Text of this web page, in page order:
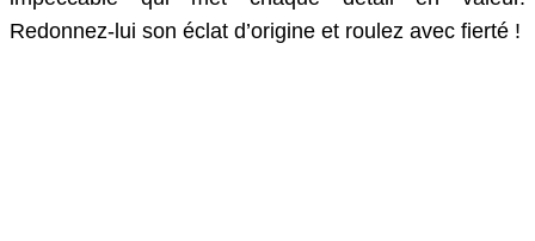
Redonnez-lui son éclat d’origine et roulez avec fierté !